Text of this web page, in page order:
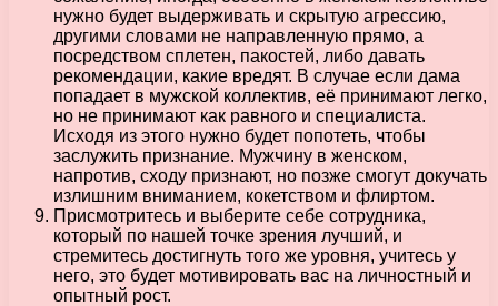
нужно будет выдерживать и скрытую агрессию,
другими словами не направленную прямо, а
посредством сплетен, пакостей, либо давать
рекомендации, какие вредят. В случае если дама
попадает в мужской коллектив, её принимают легко,
но не принимают как равного и специалиста.
Исходя из этого нужно будет попотеть, чтобы
заслужить признание. Мужчину в женском,
напротив, сходу признают, но позже смогут докучать
излишним вниманием, кокетством и флиртом.
Присмотритесь и выберите себе сотрудника,
который по нашей точке зрения лучший, и
стремитесь достигнуть того же уровня, учитесь у
него, это будет мотивировать вас на личностный и
опытный рост.